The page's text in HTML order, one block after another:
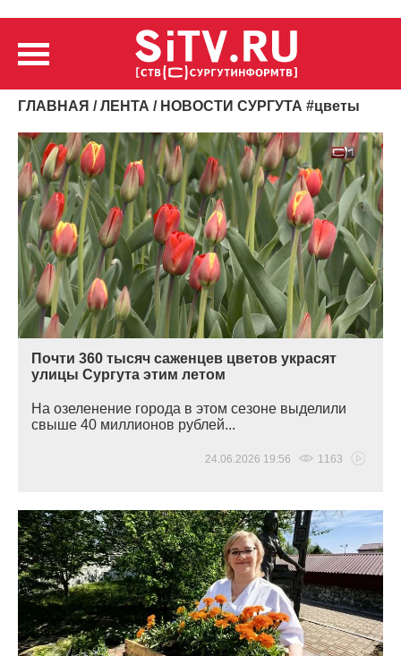
ГЛАВНАЯ /ЛЕНТА / НОВОСТИ СУРГУТА #цветы
Почти 360 тысяч саженцев цветов украсят
улицы Сургута этим летом
На озеленение города в этом сезоне выделили
свыше 40 миллионов рублей...
24.06.2026 19:56 1163